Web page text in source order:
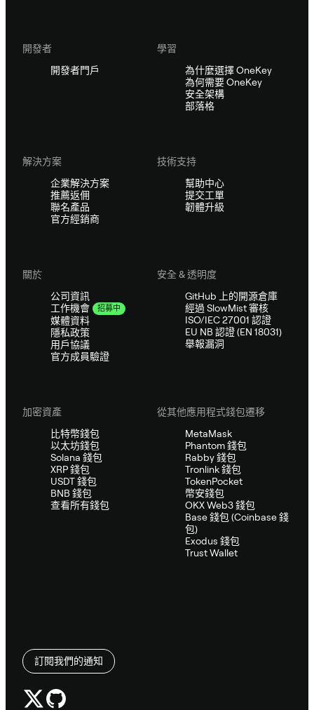
開發者
開發者門戶
學習
為什麼選擇 OneKey
為何需要 OneKey
安全架構
部落格
解決方案
企業解決方案
推薦返佣
聯名產品
官方經銷商
技術支持
幫助中心
提交工單
韌體升級
關於
公司資訊
工作機會
招募中
媒體資料
隱私政策
用戶協議
官方成員驗證
安全 & 透明度
GitHub 上的開源倉庫
經過 SlowMist 審核
ISO/IEC 27001 認證
EU NB 認證 (EN 18031)
舉報漏洞
加密資產
比特幣錢包
以太坊錢包
Solana 錢包
XRP 錢包
USDT 錢包
BNB 錢包
查看所有錢包
從其他應用程式錢包遷移
MetaMask
Phantom 錢包
Rabby 錢包
Tronlink 錢包
TokenPocket
幣安錢包
OKX Web3 錢包
Base 錢包 (Coinbase 錢
包)
Exodus 錢包
Trust Wallet
訂閱我們的通知